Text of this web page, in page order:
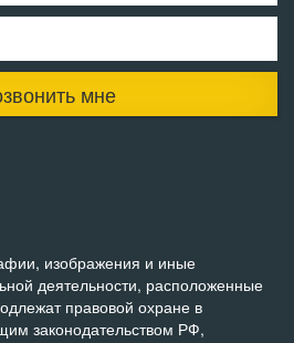
мне
изображения и иные
деятельности, расположенные
правовой охране в
законодательством РФ,